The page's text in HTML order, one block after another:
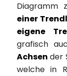
Diagramm
einer
eigene
grafisch
Achsen der
welche in